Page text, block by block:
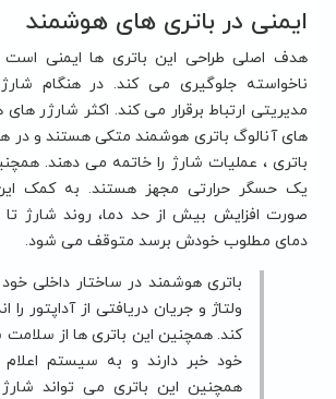
ایمنی در باتری های هوشمند
هدف اصلی طراحی این باتری ها ایمنی است
ناخواسته جلوگیری می کند. در هنگام شارژ
مدیریتی ارتباط برقرار می کند. اکثر شارژر
های آنالوگ باتری هوشمند متکی هستند و در
باتری ، عملیات شارژ را خاتمه می دهند.
یک حسگر حرارتی مجهز هستند. به کمک
صورت افزایش بیش از حد دما، روند شارژ تا
دمای مطلوب خودش برسد متوقف می شود.
باتری هوشمند در ساختار داخلی
ولتاژ و جریان دریافتی از آداپتور را
کند. همچنین این باتری ها از
خود خبر دارند و به سیستم
همچنین این باتری می تواند شارژ